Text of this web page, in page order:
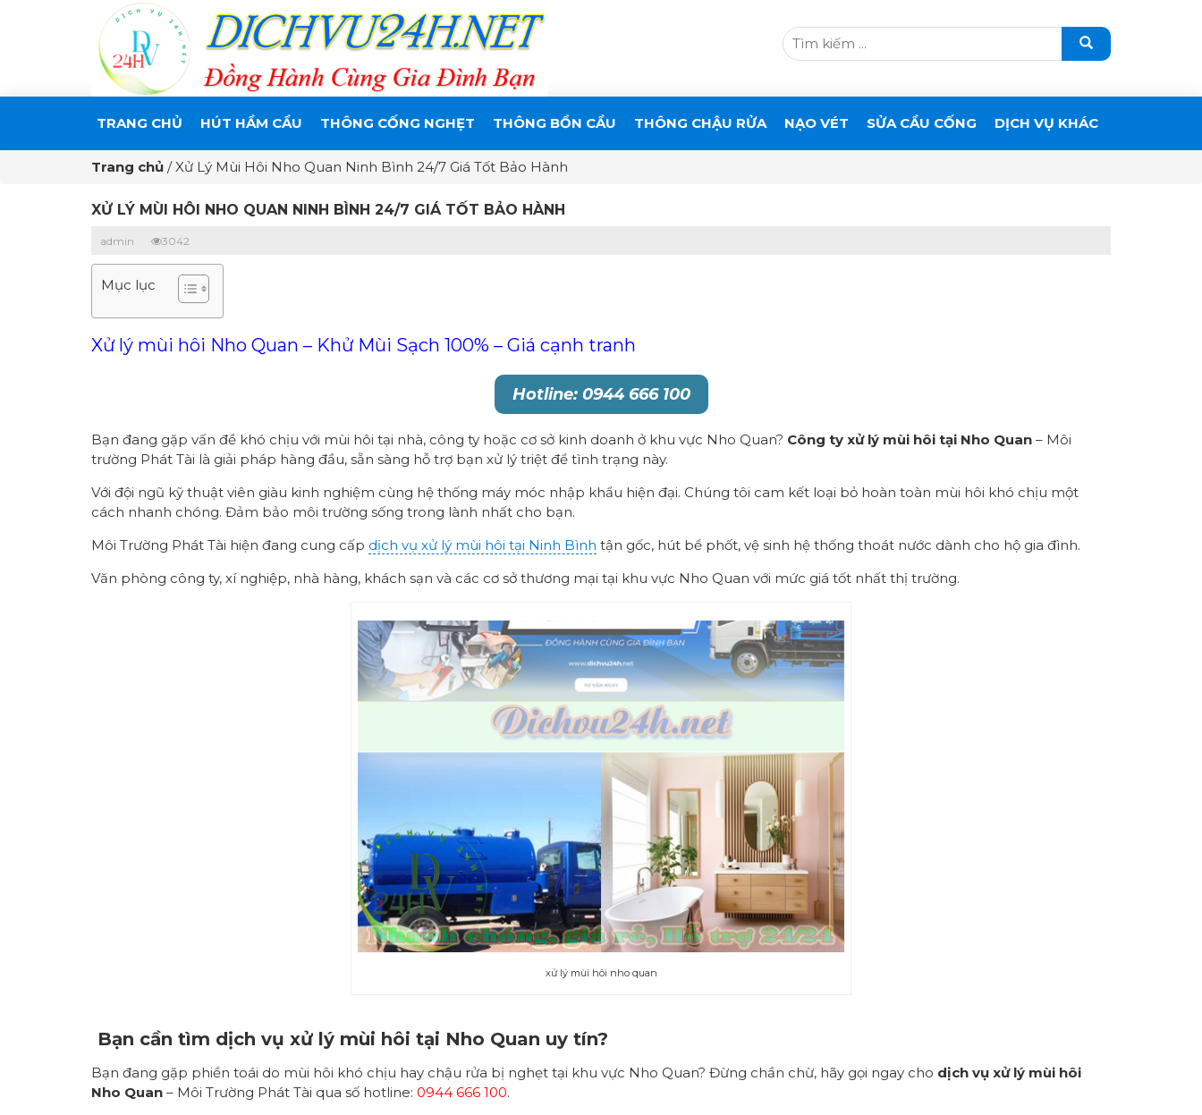
TRANG CHỦ HÚT HẦM CẦU THÔNG CỐNG NGHẸT THÔNG BỒN CẦU THÔNG CHẬU RỬA NẠO VÉT SỬA CẦU CỐNG DỊCH VỤ KHÁC
Trang chủ /Xử Lý Mùi Hôi Nho Quan Ninh Bình 24/7 Giá Tốt Bảo Hành
XỬ LÝ MÙI HÔI NHO QUAN NINH BÌNH 24/7 GIÁ TỐT BẢO HÀNH
admin 3042
Mục lục
Xử lý mùi hôi Nho Quan – Khử Mùi Sạch 100% – Giá cạnh tranh
Hotline: 0944 666 100
Bạn đang gặp vấn đề khó chịu với mùi hôi tại nhà, công ty hoặc cơ sở kinh doanh ở khu vực Nho Quan? Công ty xử lý mùi hôi tại Nho Quan – Môi
trường Phát Tài là giải pháp hàng đầu, sẵn sàng hỗ trợ bạn xử lý triệt để tình trạng này.
Với đội ngũ kỹ thuật viên giàu kinh nghiệm cùng hệ thống máy móc nhập khẩu hiện đại. Chúng tôi cam kết loại bỏ hoàn toàn mùi hôi khó chịu một
cách nhanh chóng. Đảm bảo môi trường sống trong lành nhất cho bạn.
Môi Trường Phát Tài hiện đang cung cấp dịch vụ xử lý mùi hôi tại Ninh Bình tận gốc, hút bể phốt, vệ sinh hệ thống thoát nước dành cho hộ gia đình.
Văn phòng công ty, xí nghiệp, nhà hàng, khách sạn và các cơ sở thương mại tại khu vực Nho Quan với mức giá tốt nhất thị trường.
xử lý mùi hôi nho quan
Bạn cần tìm dịch vụ xử lý mùi hôi tại Nho Quan uy tín?
Bạn đang gặp phiền toái do mùi hôi khó chịu hay chậu rửa bị nghẹt tại khu vực Nho Quan? Đừng chần chừ, hãy gọi ngay cho dịch vụ xử lý mùi hôi
Nho Quan – Môi Trường Phát Tài qua số hotline: 0944 666 100.